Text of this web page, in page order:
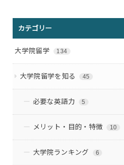
カテゴリー
大学院留学 134
大学院留学を知る 45
必要な英語力 5
メリット・目的・特徴 10
大学院ランキング 6